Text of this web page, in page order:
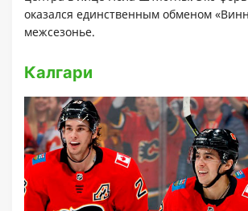
оказался единственным обменом
межсезонье.
Калгари